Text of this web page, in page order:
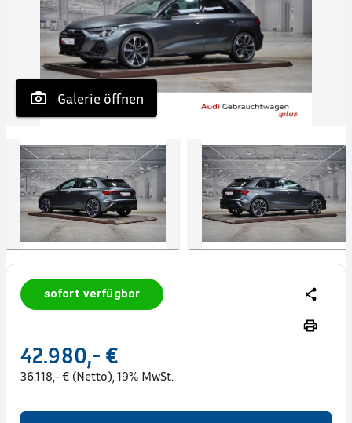
Galerie öffnen
sofort verfügbar
42.980,- €
36.118,- € (Netto), 19% MwSt.